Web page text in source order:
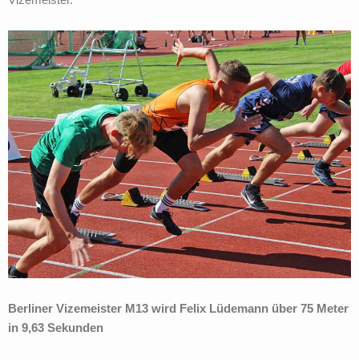
Berliner Vizemeister M13 wird Felix Lüdemann über 75 Meter
in 9,63 Sekunden